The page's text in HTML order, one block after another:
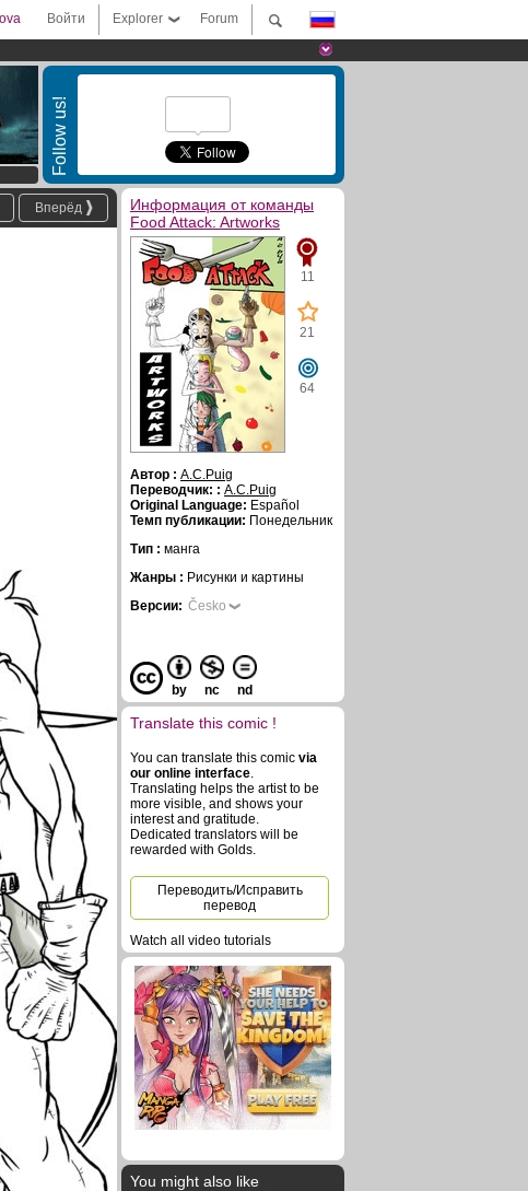
Forum
Explorer
Войти
Follow us!
Вперёд
Информация от команды
Food Attack: Artworks
11
21
64
Автор : A.C.Puig
Переводчик: : A.C.Puig
Original Language: Español
Темп публикации: Понедельник
Тип : манга
Жанры : Рисунки и картины
Версии: Česko
by nc nd
Translate this comic !
You can translate this comic via
our online interface.
Translating helps the artist to be
more visible, and shows your
interest and gratitude.
Dedicated translators will be
rewarded with Golds.
Переводить/Исправить
перевод
Watch all video tutorials
You might also like